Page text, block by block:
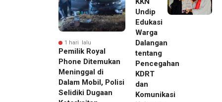
1 hari lalu
Pemilik Royal
Phone Ditemukan
Meninggal di
Dalam Mobil, Polisi
Selidiki Dugaan
Undip
Edukasi
Warga
Dalangan
tentang
Pencegahan
KDRT
dan
Komunikasi